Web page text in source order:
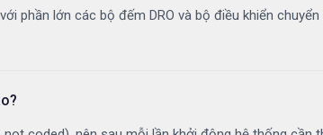
phần lớn các bộ đếm DRO và bộ điều khiển